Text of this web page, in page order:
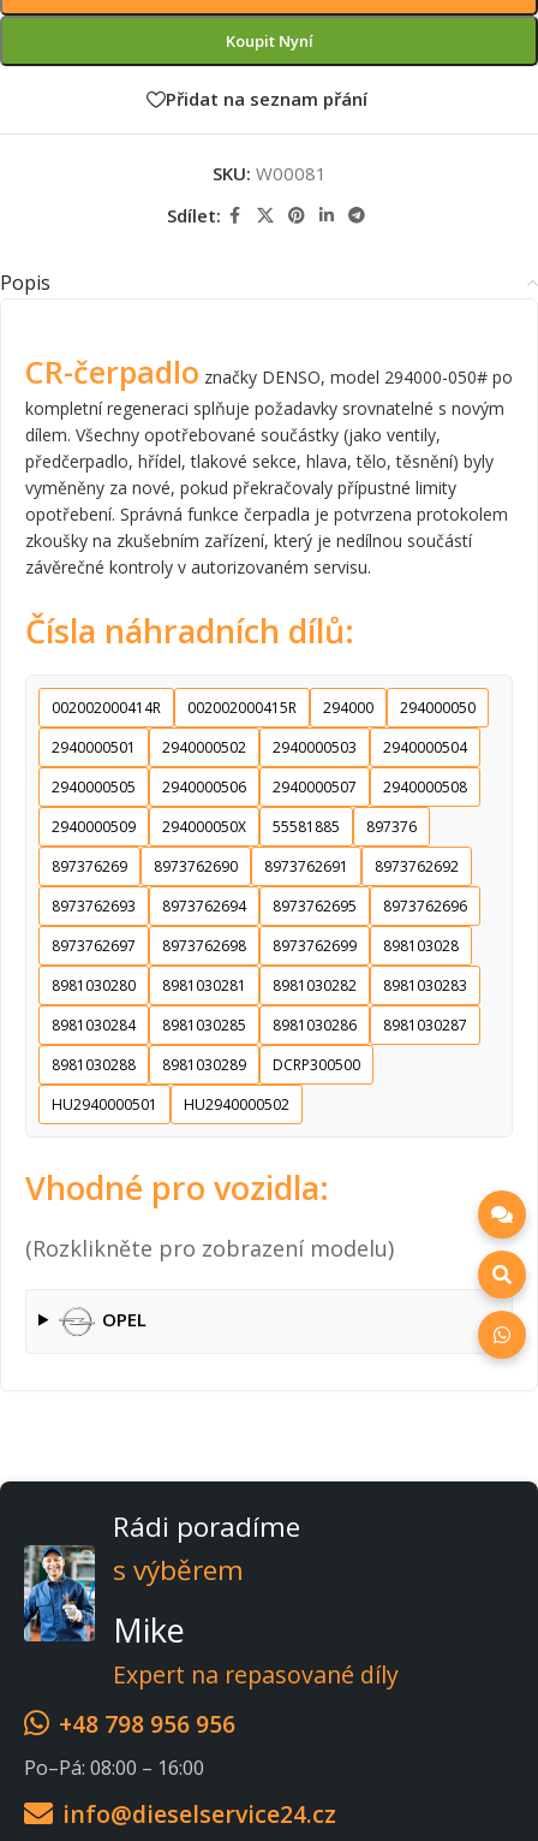
Koupit Nyní
Přidat na seznam přání
SKU: W00081
Sdílet:
Popis
CR-čerpadlo značky DENSO, model 294000-050# po
kompletní regeneraci splňuje požadavky srovnatelné s novým
dílem. Všechny opotřebované součástky (jako ventily,
předčerpadlo, hřídel, tlakové sekce, hlava, tělo, těsnění) byly
vyměněny za nové, pokud překračovaly přípustné limity
opotřebení. Správná funkce čerpadla je potvrzena protokolem
zkoušky na zkušebním zařízení, který je nedílnou součástí
závěrečné kontroly v autorizovaném servisu.
Čísla náhradních dílů:
002002000414R 002002000415R 294000
294000050
2940000501
2940000502 2940000503
2940000504
2940000505
2940000506 2940000507
2940000508
2940000509
294000050X 55581885
897376
897376269
8973762690 8973762691
8973762692
8973762693
8973762694 8973762695
8973762696
8973762697
8973762698 8973762699
898103028
8981030280
8981030281 8981030282
8981030283
8981030284
8981030285 8981030286
8981030287
8981030288
8981030289
DCRP300500
HU2940000501
HU2940000502
Vhodné pro vozidla:
(Rozklikněte pro zobrazení modelu)
OPEL
Rádi poradíme
s výběrem
Mike
Expert na repasované díly
+48 798 956 956
Po–Pá: 08:00 – 16:00
info@dieselservice24.cz